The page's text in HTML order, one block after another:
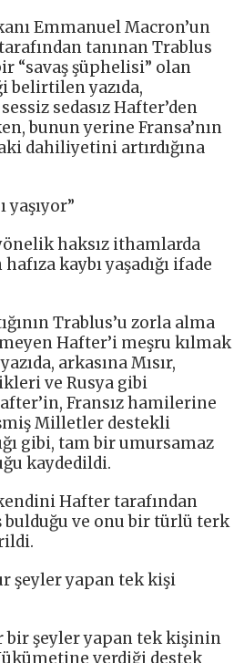
Emmanuel Macron’un
tanınan Trablus
“savaş şüphelisi” olan
belirtilen yazıda,
sedasız Hafter’den
bunun yerine Fransa’nın
dahiliyetini artırdığına
yaşıyor”
haksız ithamlarda
kaybı yaşadığı ifade
Trablus’u zorla alma
Hafter’i meşru kılmak
arkasına Mısır,
ve Rusya gibi
Fransız hamilerine
Milletler destekli
gibi, tam bir umursamaz
kaydedildi.
Hafter tarafından
bulduğu ve onu bir türlü terk
şeyler yapan tek kişi
bir şeyler yapan tek kişinin
verdiği destek